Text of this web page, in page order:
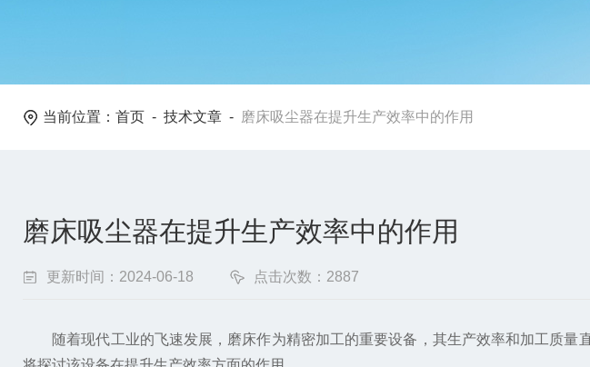
当前位置： 首页 - 技术文章 - 磨床吸尘器在提升生产效率中的作用
磨床吸尘器在提升生产效率中的作用
更新时间：2024-06-18 点击次数：2887
随着现代工业的飞速发展，磨床作为精密加工的重要设备，其生产效率和加工质量